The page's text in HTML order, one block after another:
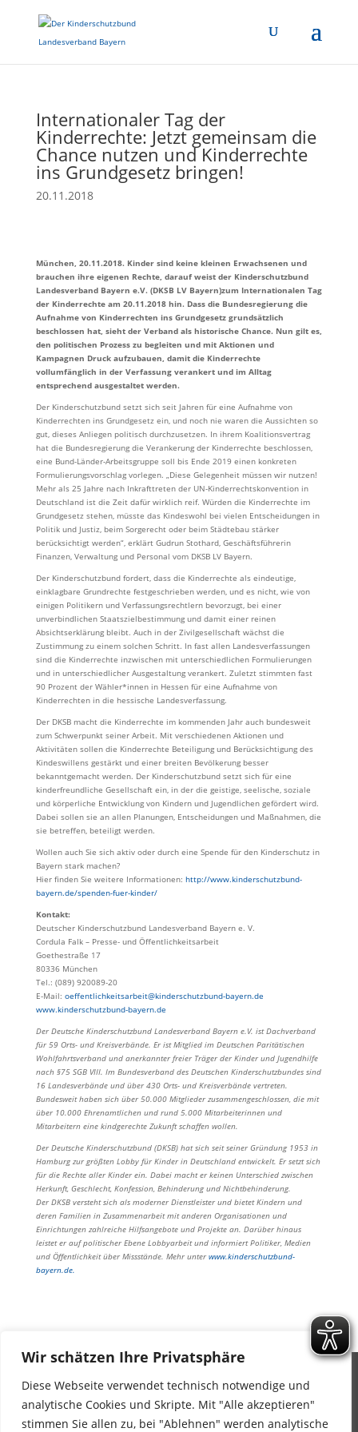
Wir schätzen Ihre Privatsphäre
Diese Webseite verwendet technisch notwendige und
analytische Cookies und Skripte. Mit "Alle akzeptieren"
stimmen Sie allen zu, bei "Ablehnen" werden analytische
Internationaler Tag der
Kinderrechte: Jetzt gemeinsam die
Chance nutzen und Kinderrechte
ins Grundgesetz bringen!
20.11.2018
München, 20.11.2018. Kinder sind keine kleinen Erwachsenen und
brauchen ihre eigenen Rechte, darauf weist der Kinderschutzbund
Landesverband Bayern e.V. (DKSB LV Bayern)zum Internationalen Tag
der Kinderrechte am 20.11.2018 hin. Dass die Bundesregierung die
Aufnahme von Kinderrechten ins Grundgesetz grundsätzlich
beschlossen hat, sieht der Verband als historische Chance. Nun gilt es,
den politischen Prozess zu begleiten und mit Aktionen und
Kampagnen Druck aufzubauen, damit die Kinderrechte
vollumfänglich in der Verfassung verankert und im Alltag
entsprechend ausgestaltet werden.
Der Kinderschutzbund setzt sich seit Jahren für eine Aufnahme von
Kinderrechten ins Grundgesetz ein, und noch nie waren die Aussichten so
gut, dieses Anliegen politisch durchzusetzen. In ihrem Koalitionsvertrag
hat die Bundesregierung die Verankerung der Kinderrechte beschlossen,
eine Bund-Länder-Arbeitsgruppe soll bis Ende 2019 einen konkreten
Formulierungsvorschlag vorlegen. „Diese Gelegenheit müssen wir nutzen!
Mehr als 25 Jahre nach Inkrafttreten der UN-Kinderrechtskonvention in
Deutschland ist die Zeit dafür wirklich reif. Würden die Kinderrechte im
Grundgesetz stehen, müsste das Kindeswohl bei vielen Entscheidungen in
Politik und Justiz, beim Sorgerecht oder beim Städtebau stärker
berücksichtigt werden“, erklärt Gudrun Stothard, Geschäftsführerin
Finanzen, Verwaltung und Personal vom DKSB LV Bayern.
Der Kinderschutzbund fordert, dass die Kinderrechte als eindeutige,
einklagbare Grundrechte festgeschrieben werden, und es nicht, wie von
einigen Politikern und Verfassungsrechtlern bevorzugt, bei einer
unverbindlichen Staatszielbestimmung und damit einer reinen
Absichtserklärung bleibt. Auch in der Zivilgesellschaft wächst die
Zustimmung zu einem solchen Schritt. In fast allen Landesverfassungen
sind die Kinderrechte inzwischen mit unterschiedlichen Formulierungen
und in unterschiedlicher Ausgestaltung verankert. Zuletzt stimmten fast
90 Prozent der Wähler*innen in Hessen für eine Aufnahme von
Kinderrechten in die hessische Landesverfassung.
Der DKSB macht die Kinderrechte im kommenden Jahr auch bundesweit
zum Schwerpunkt seiner Arbeit. Mit verschiedenen Aktionen und
Aktivitäten sollen die Kinderrechte Beteiligung und Berücksichtigung des
Kindeswillens gestärkt und einer breiten Bevölkerung besser
bekanntgemacht werden. Der Kinderschutzbund setzt sich für eine
kinderfreundliche Gesellschaft ein, in der die geistige, seelische, soziale
und körperliche Entwicklung von Kindern und Jugendlichen gefördert wird.
Dabei sollen sie an allen Planungen, Entscheidungen und Maßnahmen, die
sie betreffen, beteiligt werden.
Wollen auch Sie sich aktiv oder durch eine Spende für den Kinderschutz in
Bayern stark machen?
Hier finden Sie weitere Informationen: http://www.kinderschutzbund-
bayern.de/spenden-fuer-kinder/
Kontakt:
Deutscher Kinderschutzbund Landesverband Bayern e. V.
Cordula Falk – Presse- und Öffentlichkeitsarbeit
Goethestraße 17
80336 München
Tel.: (089) 920089-20
E-Mail: oeffentlichkeitsarbeit@kinderschutzbund-bayern.de
www.kinderschutzbund-bayern.de
Der Deutsche Kinderschutzbund Landesverband Bayern e.V. ist Dachverband
für 59 Orts- und Kreisverbände. Er ist Mitglied im Deutschen Paritätischen
Wohlfahrtsverband und anerkannter freier Träger der Kinder und Jugendhilfe
nach §75 SGB VIII. Im Bundesverband des Deutschen Kinderschutzbundes sind
16 Landesverbände und über 430 Orts- und Kreisverbände vertreten.
Bundesweit haben sich über 50.000 Mitglieder zusammengeschlossen, die mit
über 10.000 Ehrenamtlichen und rund 5.000 Mitarbeiterinnen und
Mitarbeitern eine kindgerechte Zukunft schaffen wollen.
Der Deutsche Kinderschutzbund (DKSB) hat sich seit seiner Gründung 1953 in
Hamburg zur größten Lobby für Kinder in Deutschland entwickelt. Er setzt sich
für die Rechte aller Kinder ein. Dabei macht er keinen Unterschied zwischen
Herkunft, Geschlecht, Konfession, Behinderung und Nichtbehinderung.
Der DKSB versteht sich als moderner Dienstleister und bietet Kindern und
deren Familien in Zusammenarbeit mit anderen Organisationen und
Einrichtungen zahlreiche Hilfsangebote und Projekte an. Darüber hinaus
leistet er auf politischer Ebene Lobbyarbeit und informiert Politiker, Medien
und Öffentlichkeit über Missstände. Mehr unter www.kinderschutzbund-
bayern.de.
Impressum
Datenschutz
Barrierefreiheitserklärung